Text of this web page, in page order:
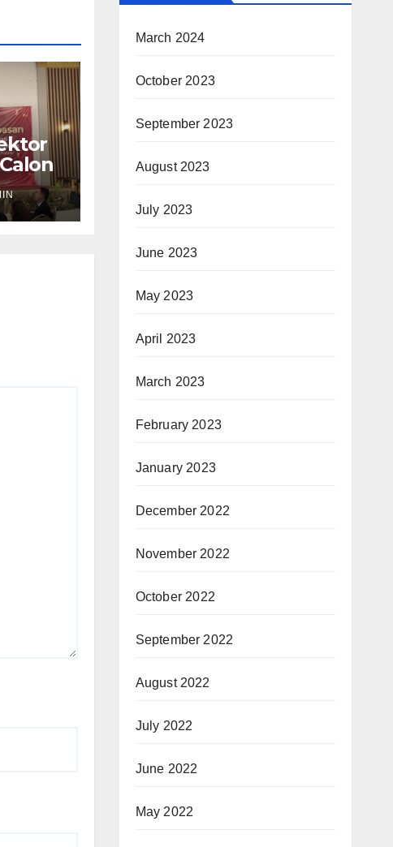
March 2024
October 2023
September 2023
August 2023
July 2023
June 2023
May 2023
April 2023
March 2023
February 2023
January 2023
December 2022
November 2022
October 2022
September 2022
August 2022
July 2022
June 2022
May 2022